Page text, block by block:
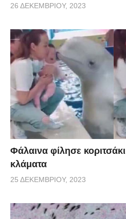
26 ΔΕΚΕΜΒΡΊΟΥ, 2023
Φάλαινα φίλησε
κλάματα
25 ΔΕΚΕΜΒΡΊΟΥ, 2023